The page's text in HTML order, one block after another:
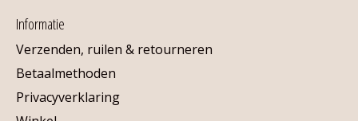
Informatie
Verzenden, ruilen & retourneren
Betaalmethoden
Privacyverklaring